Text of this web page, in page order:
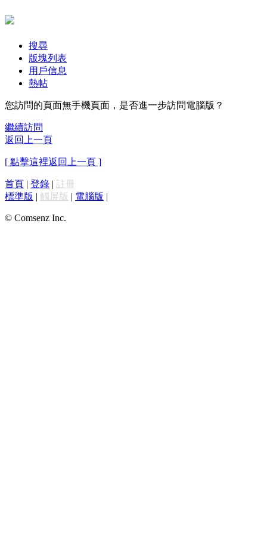
搜尋
版塊列表
用戶信息
熱帖
您訪問的頁面無手機頁面，是否進一步訪問電腦版？
繼續訪問
返回上一頁
[ 點擊這裡返回上一頁 ]
首頁 | 登錄 | 註冊
標準版 | 觸屏版 | 電腦版 |
© Comsenz Inc.